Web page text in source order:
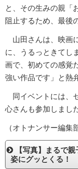
と、その生みの親「
阻止するため、最後
山田さんは、映画
に、うるっときてし
画で、初めての感覚
強い作品です」と熱
同イベントには、
心さんも参加しまし
（オトナンサー編集
【写真】まるで
姿にグッとくる！